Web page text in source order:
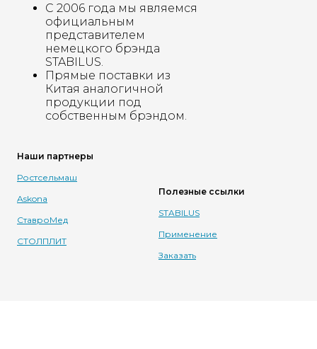
С 2006 года мы являемся
официальным
представителем
немецкого брэнда
STABILUS.
Прямые поставки из
Китая аналогичной
продукции под
собственным брэндом.
Наши партнеры
Ростсельмаш
Askona
СтавроМед
СТОЛПЛИТ
Полезные ссылки
STABILUS
Применение
Заказать